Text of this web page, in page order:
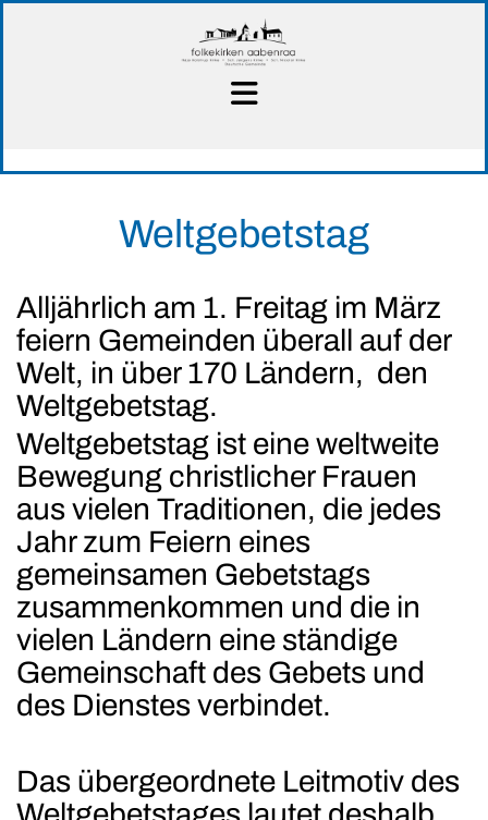
Weltgebetstag
Alljährlich am 1. Freitag im März
feiern Gemeinden überall auf der
Welt, in über 170 Ländern, den
Weltgebetstag.
Weltgebetstag ist eine weltweite
Bewegung christlicher Frauen
aus vielen Traditionen, die jedes
Jahr zum Feiern eines
gemeinsamen Gebetstags
zusammenkommen und die in
vielen Ländern eine ständige
Gemeinschaft des Gebets und
des Dienstes verbindet.
Das übergeordnete Leitmotiv des